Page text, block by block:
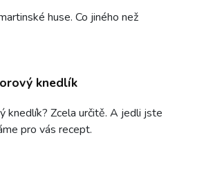
huse. Co jiného než
knedlík
knedlík? Zcela určitě. A jedli jste
pro vás recept.